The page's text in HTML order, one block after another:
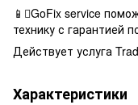
📱GoFix service
технику с гарантией
Действует услуга
Характеристики